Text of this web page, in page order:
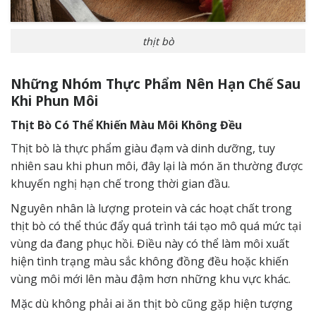
thịt bò
Những Nhóm Thực Phẩm Nên Hạn Chế Sau
Khi Phun Môi
Thịt Bò Có Thể Khiến Màu Môi Không Đều
Thịt bò là thực phẩm giàu đạm và dinh dưỡng, tuy
nhiên sau khi phun môi, đây lại là món ăn thường được
khuyến nghị hạn chế trong thời gian đầu.
Nguyên nhân là lượng protein và các hoạt chất trong
thịt bò có thể thúc đẩy quá trình tái tạo mô quá mức tại
vùng da đang phục hồi. Điều này có thể làm môi xuất
hiện tình trạng màu sắc không đồng đều hoặc khiến
vùng môi mới lên màu đậm hơn những khu vực khác.
Mặc dù không phải ai ăn thịt bò cũng gặp hiện tượng